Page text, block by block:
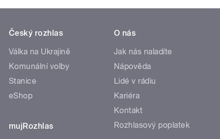
Český rozhlas
Válka na Ukrajině
Komunální volby
Stanice
eShop
mujRozhlas
O nás
Jak nás naladíte
Nápověda
Lidé v rádiu
Kariéra
Kontakt
Rozhlasový poplatek